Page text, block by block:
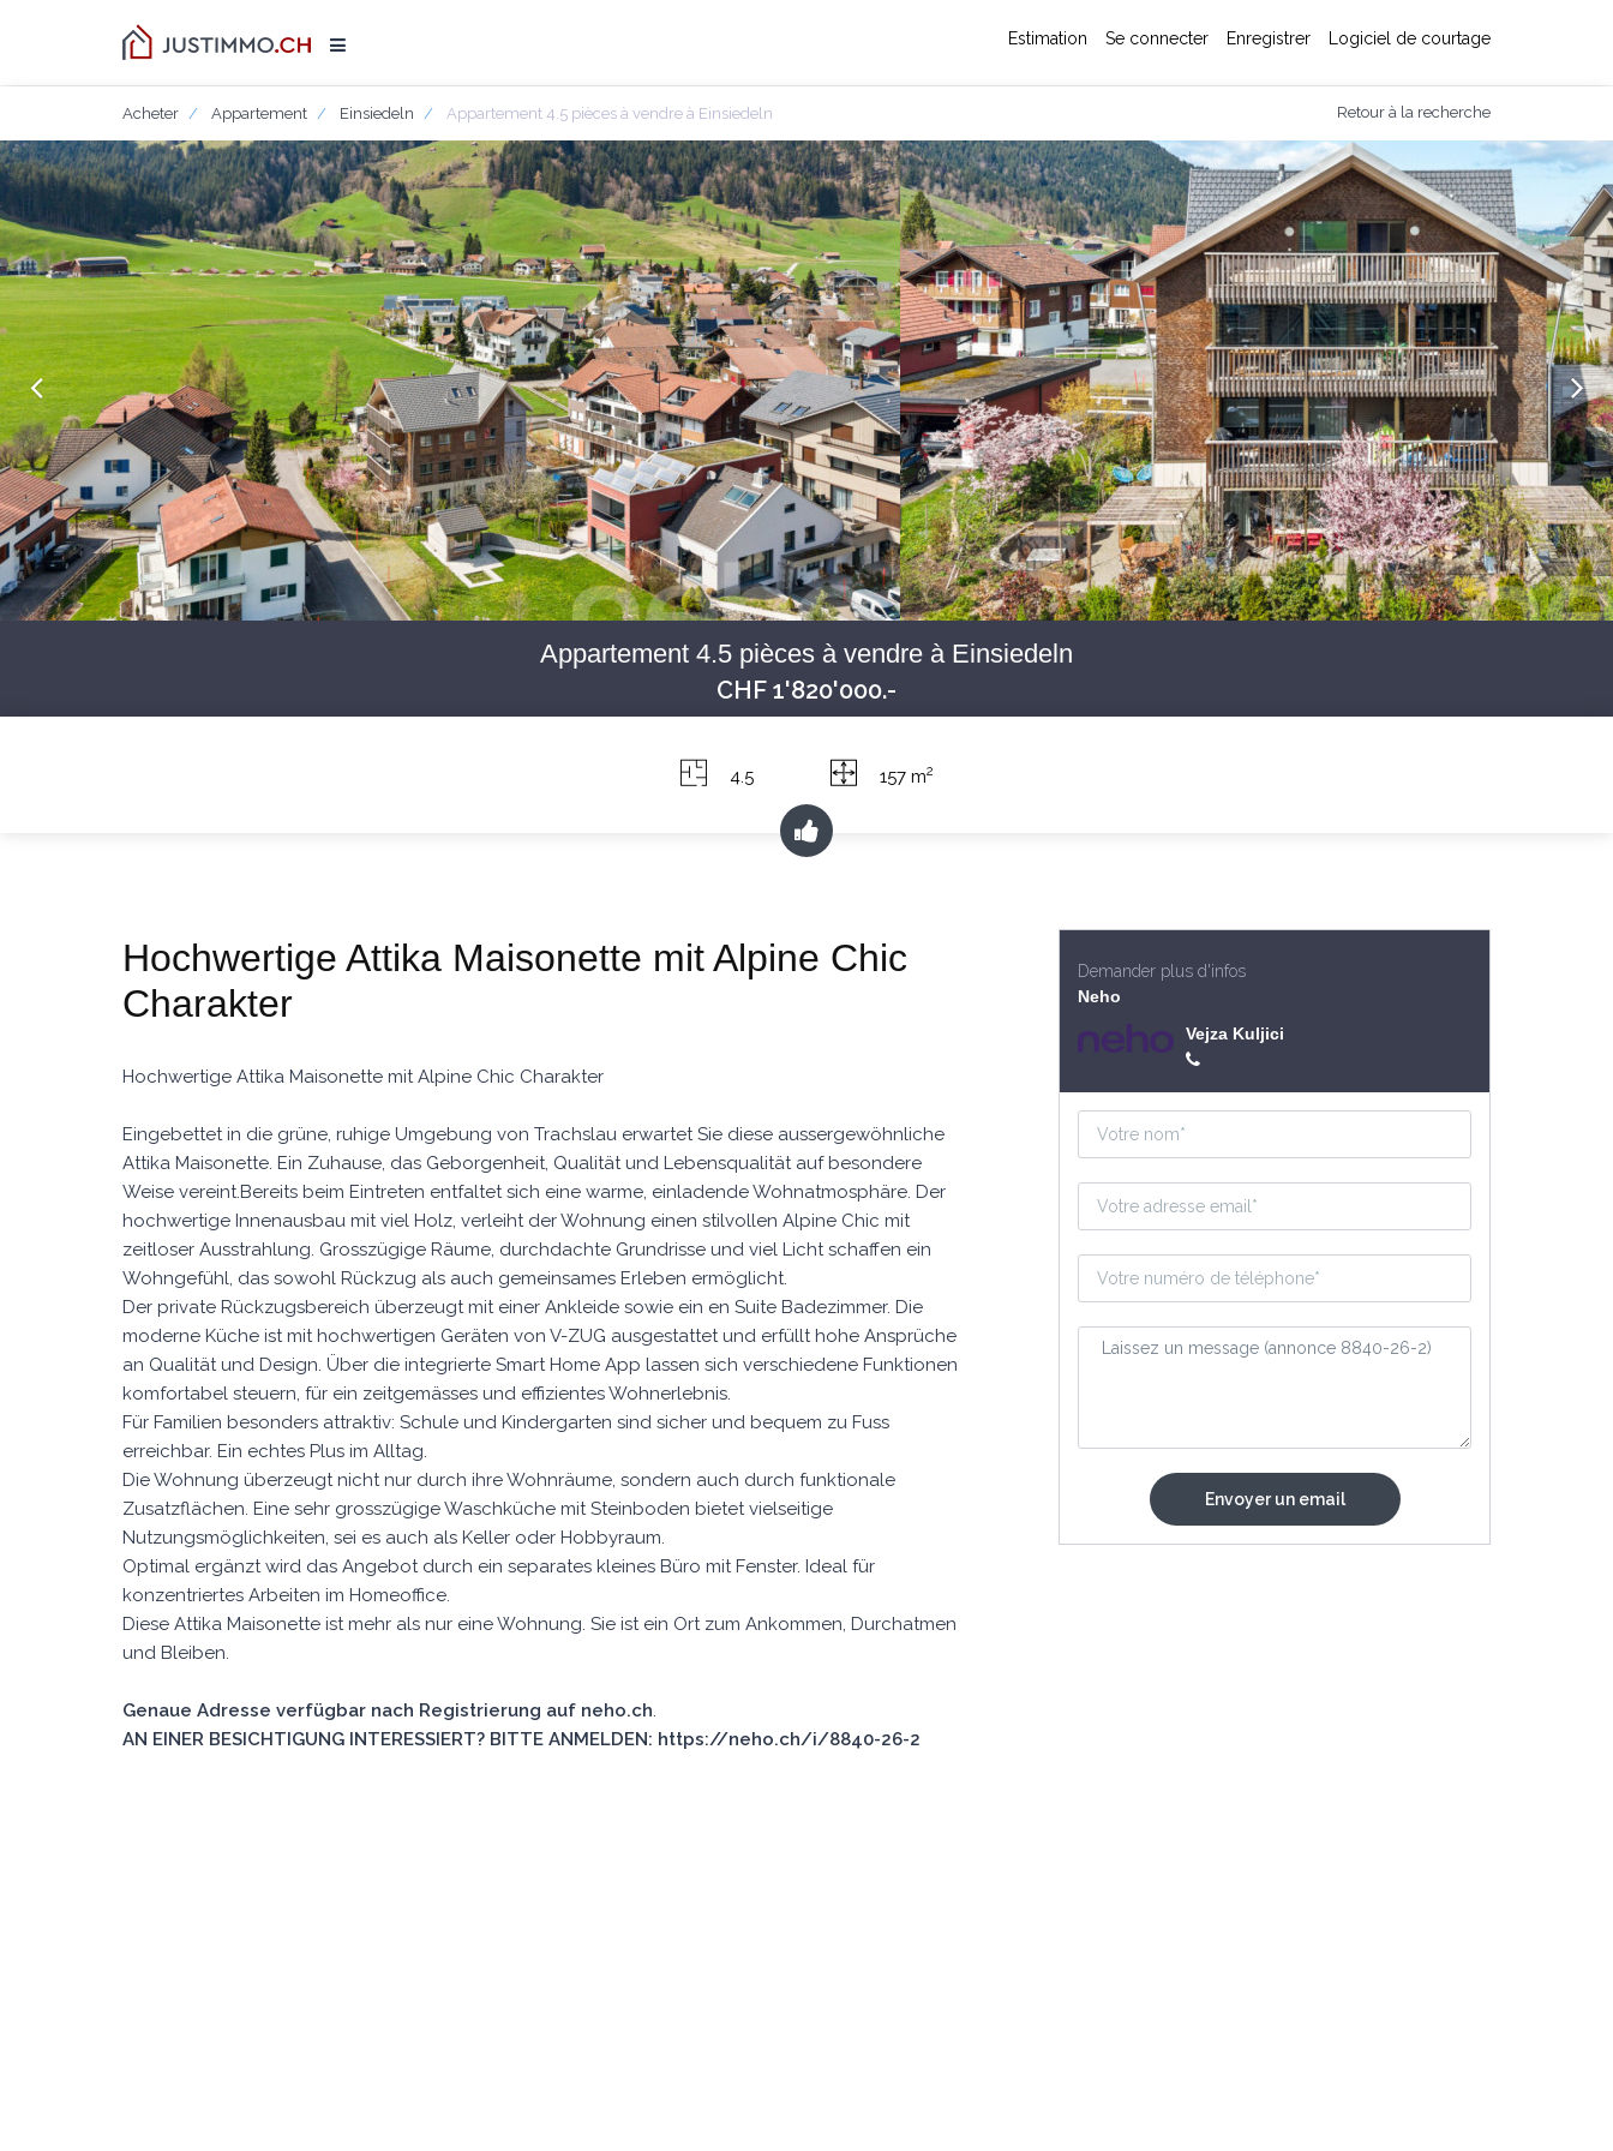
Estimation Se connecter Enregistrer Logiciel de courtage
Acheter Appartement Einsiedeln Appartement 4.5 pièces à vendre à Einsiedeln Retour à la recherche
Appartement 4.5 pièces à vendre à Einsiedeln
CHF 1'820'000.-
4.5 157 m2
Hochwertige Attika Maisonette mit Alpine Chic
Charakter
Hochwertige Attika Maisonette mit Alpine Chic Charakter
Eingebettet in die grüne, ruhige Umgebung von Trachslau erwartet Sie diese aussergewöhnliche
Attika Maisonette. Ein Zuhause, das Geborgenheit, Qualität und Lebensqualität auf besondere
Weise vereint.Bereits beim Eintreten entfaltet sich eine warme, einladende Wohnatmosphäre. Der
hochwertige Innenausbau mit viel Holz, verleiht der Wohnung einen stilvollen Alpine Chic mit
zeitloser Ausstrahlung. Grosszügige Räume, durchdachte Grundrisse und viel Licht schaffen ein
Wohngefühl, das sowohl Rückzug als auch gemeinsames Erleben ermöglicht.
Der private Rückzugsbereich überzeugt mit einer Ankleide sowie ein en Suite Badezimmer. Die
moderne Küche ist mit hochwertigen Geräten von V-ZUG ausgestattet und erfüllt hohe Ansprüche
an Qualität und Design. Über die integrierte Smart Home App lassen sich verschiedene Funktionen
komfortabel steuern, für ein zeitgemässes und effizientes Wohnerlebnis.
Für Familien besonders attraktiv: Schule und Kindergarten sind sicher und bequem zu Fuss
erreichbar. Ein echtes Plus im Alltag.
Die Wohnung überzeugt nicht nur durch ihre Wohnräume, sondern auch durch funktionale
Zusatzflächen. Eine sehr grosszügige Waschküche mit Steinboden bietet vielseitige
Nutzungsmöglichkeiten, sei es auch als Keller oder Hobbyraum.
Optimal ergänzt wird das Angebot durch ein separates kleines Büro mit Fenster. Ideal für
konzentriertes Arbeiten im Homeoffice.
Diese Attika Maisonette ist mehr als nur eine Wohnung. Sie ist ein Ort zum Ankommen, Durchatmen
und Bleiben.
Genaue Adresse verfügbar nach Registrierung auf neho.ch.
AN EINER BESICHTIGUNG INTERESSIERT? BITTE ANMELDEN: https://neho.ch/i/8840-26-2
Demander plus d'infos
Neho
Vejza Kuljici